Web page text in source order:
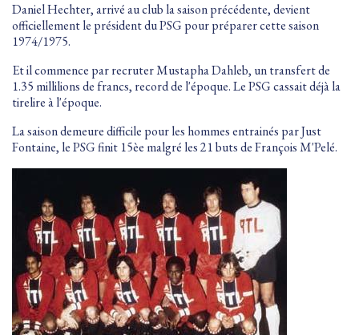
Daniel Hechter, arrivé au club la saison précédente, devient
officiellement le président du PSG pour préparer cette saison
1974/1975.
Et il commence par recruter Mustapha Dahleb, un transfert de
1.35 millilions de francs, record de l'époque. Le PSG cassait déjà la
tirelire à l'époque.
La saison demeure difficile pour les hommes entrainés par Just
Fontaine, le PSG finit 15èe malgré les 21 buts de François M'Pelé.